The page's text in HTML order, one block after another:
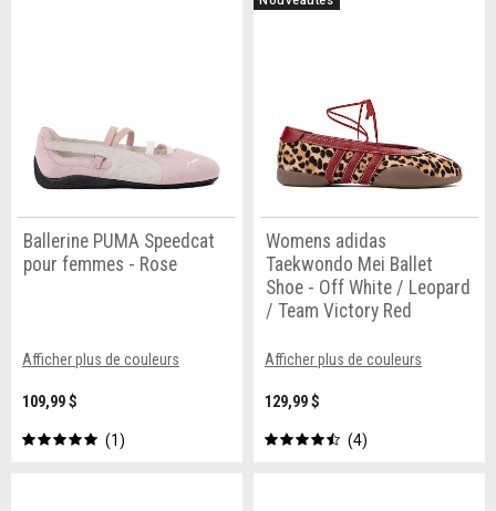
Ballerine PUMA Speedcat
pour femmes - Rose
Afficher plus de couleurs
109,99 $
1
Womens adidas
Taekwondo Mei Ballet
Shoe - Off White / Leopard
/ Team Victory Red
Afficher plus de couleurs
129,99 $
4